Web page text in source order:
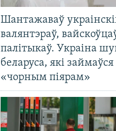
Шантажаваў
валянтэраў,
палітыкаў. Украіна
беларуса, які займаўся
«чорным піярам»